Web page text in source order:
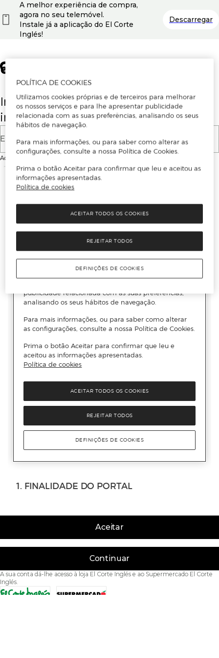
Insira o seu email para se registar ou
iniciar sessão.
E-mail
Ao continuar, aceitas as
Aceitar
Continuar
A sua conta dá-lhe acesso à loja El Corte Inglés e ao Supermercado El Corte
Inglés.
A melhor experiência de compra,
agora no seu telemóvel.
Instale já a aplicação do El Corte
Inglés!
Descarregar
POLÍTICA DE COOKIES
Utilizamos cookies próprias e de terceiros para melhorar
os nossos serviços e para lhe apresentar publicidade
relacionada com as suas preferências, analisando os seus
hábitos de navegação.
Para mais informações, ou para saber como alterar as
configurações, consulte a nossa Política de Cookies.
Prima o botão Aceitar para confirmar que leu e aceitou as
informações apresentadas.
Política de cookies
REJEITAR TODOS
ACEITAR TODOS OS COOKIES
DEFINIÇÕES DE COOKIES